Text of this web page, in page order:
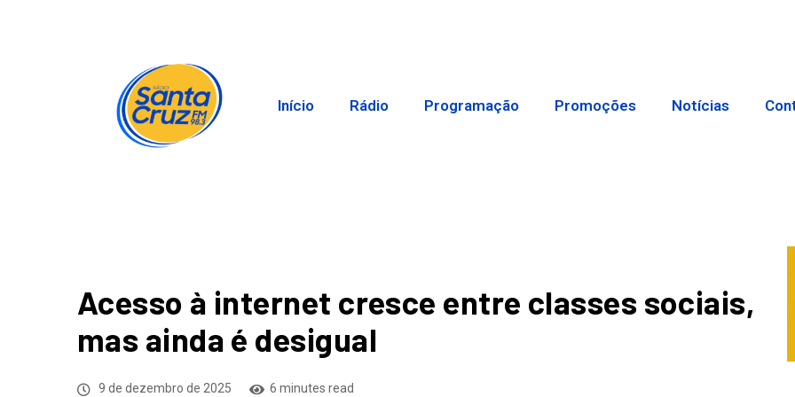
Início Rádio Programação Promoções Notícias
Acesso à internet cresce entre classes sociais,
mas ainda é desigual
9 de dezembro de 2025 6 minutes read